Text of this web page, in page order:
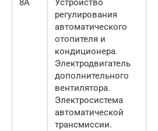
8A
Устройство
регулирования
автоматического
отопителя и
кондиционера.
Электродвигатель
дополнительного
вентилятора.
Электросистема
автоматической
трансмиссии.